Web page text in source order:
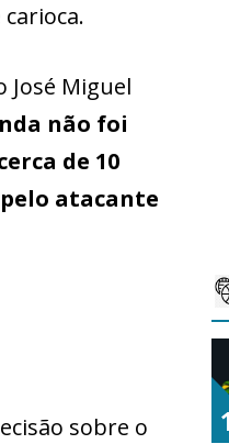
Miguel
não foi
de 10
atacante
sobre o